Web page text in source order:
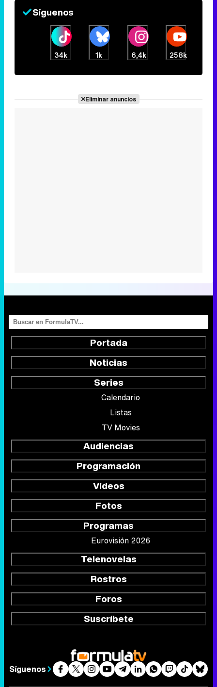
Síguenos
34k 1k 6,4k 258k
Eliminar anuncios
Portada
Noticias
Series
Calendario
Listas
TV Movies
Audiencias
Programación
Vídeos
Fotos
Programas
Eurovisión 2026
Telenovelas
Rostros
Foros
Suscríbete
Síguenos